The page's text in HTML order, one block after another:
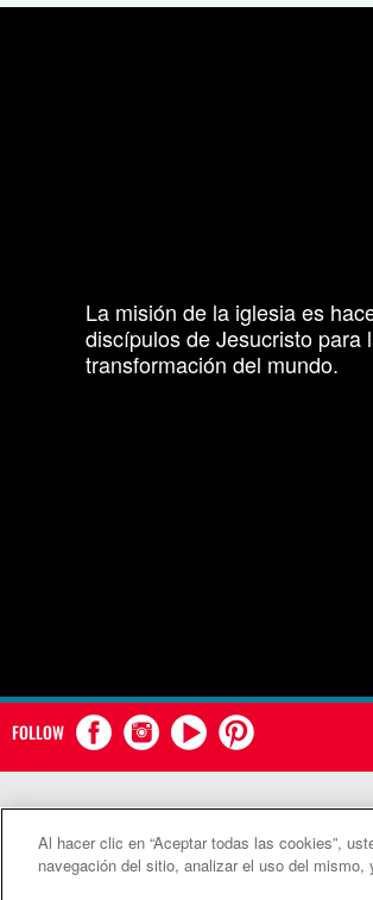
La misión de la iglesia es
discípulos de Jesucristo para
transformación del mundo.
FOLLOW
Al hacer clic en “Aceptar todas las cookies”,
navegación del sitio, analizar el uso del